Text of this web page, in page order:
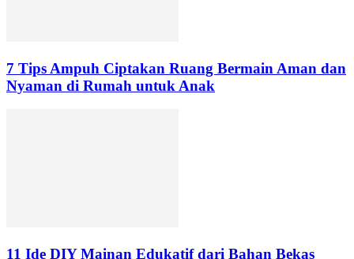
7 Tips Ampuh Ciptakan Ruang Bermain Aman dan
Nyaman di Rumah untuk Anak
11 Ide DIY Mainan Edukatif dari Bahan Bekas